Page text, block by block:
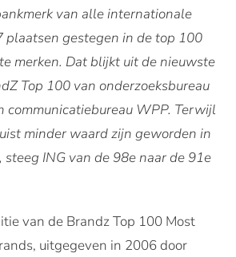
van alle internationale
plaatsen gestegen in de top 100
merken. Dat blijkt uit de nieuwste
Top 100 van onderzoeksbureau
communicatiebureau WPP. Terwijl
minder waard zijn geworden in
ING van de 98e naar de 91e
van de Brandz Top 100 Most
uitgegeven in 2006 door